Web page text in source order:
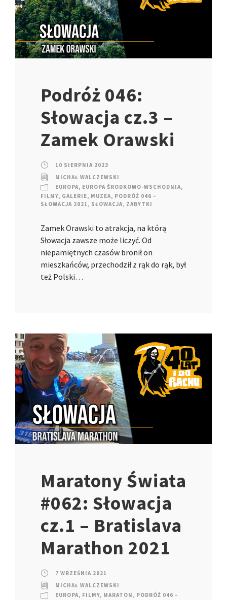
Podróż 046:
Słowacja cz.3 –
Zamek Orawski
10 SIERPNIA 2023
MICHAŁ WALCZEWSKI
EUROPA, EUROPA ŚRODKOWO-WSCHODNIA,
FILMY, GALERIE, MUZEA, PODRÓŻ 046 –
SŁOWACJA 2021 , SŁOWACJA, ZABYTKI
Zamek Orawski to atrakcja, na którą
Słowacja zawsze może liczyć. Od
niepamiętnych czasów bronił on
mieszkańców, przechodził z rąk do rąk, był
też Polski…
Maratony Świata
#062: Słowacja
cz.1 – Bratislava
Marathon 2021
7 WRZEŚNIA 2021
MICHAŁ WALCZEWSKI
EUROPA, FILMY, MARATON , PODRÓŻ 046 –